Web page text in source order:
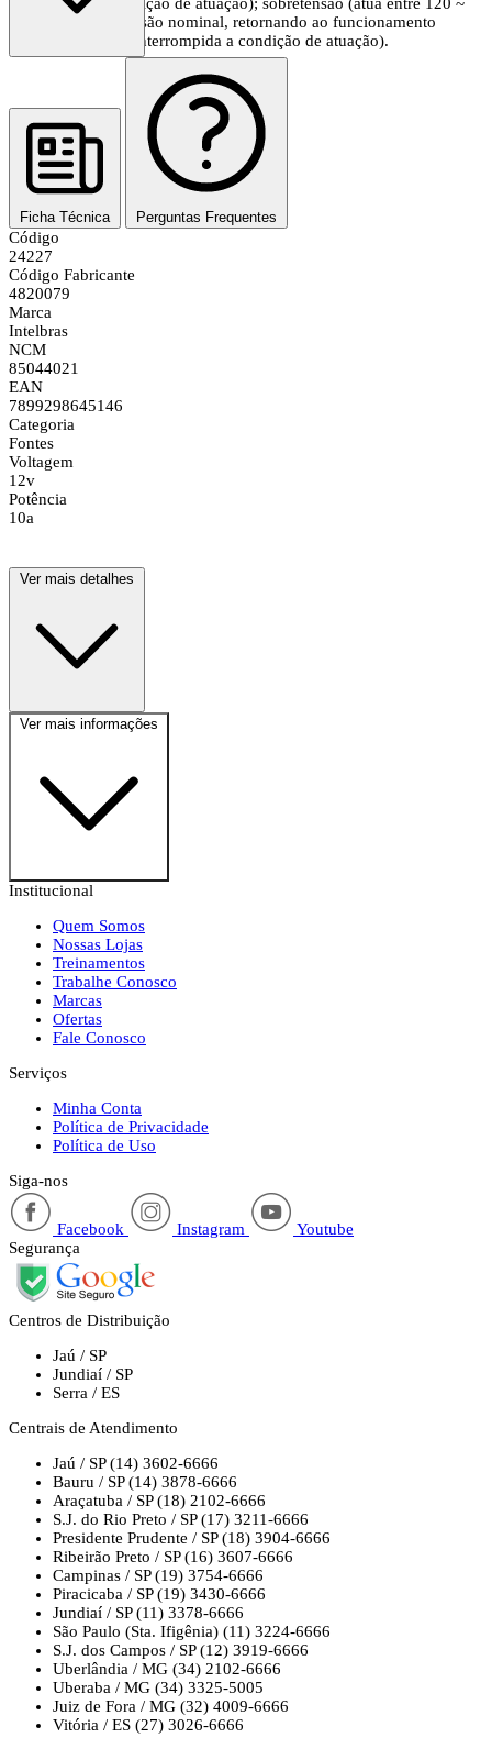
150% acima da tensão nominal, retornando ao funcionamento
normal assim que interrompida a condição de atuação).
Ficha Técnica Perguntas Frequentes
Código
24227
Código Fabricante
4820079
Marca
Intelbras
NCM
85044021
EAN
7899298645146
Categoria
Fontes
Voltagem
12v
Potência
10a
Ver mais detalhes
Ver mais informações
Institucional
Quem Somos
Nossas Lojas
Treinamentos
Trabalhe Conosco
Marcas
Ofertas
Fale Conosco
Serviços
Minha Conta
Política de Privacidade
Política de Uso
Siga-nos
Facebook Instagram
Youtube
Segurança
Centros de Distribuição
Jaú / SP
Jundiaí / SP
Serra / ES
Centrais de Atendimento
Jaú / SP (14) 3602-6666
Bauru / SP (14) 3878-6666
Araçatuba / SP (18) 2102-6666
S.J. do Rio Preto / SP (17) 3211-6666
Presidente Prudente / SP (18) 3904-6666
Ribeirão Preto / SP (16) 3607-6666
Campinas / SP (19) 3754-6666
Piracicaba / SP (19) 3430-6666
Jundiaí / SP (11) 3378-6666
São Paulo (Sta. Ifigênia) (11) 3224-6666
S.J. dos Campos / SP (12) 3919-6666
Uberlândia / MG (34) 2102-6666
Uberaba / MG (34) 3325-5005
Juiz de Fora / MG (32) 4009-6666
Vitória / ES (27) 3026-6666